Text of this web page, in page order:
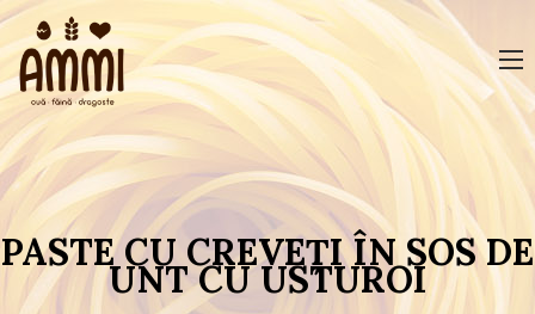
PASTE CU CREVEȚI ÎN SOS DE
UNT CU USTUROI